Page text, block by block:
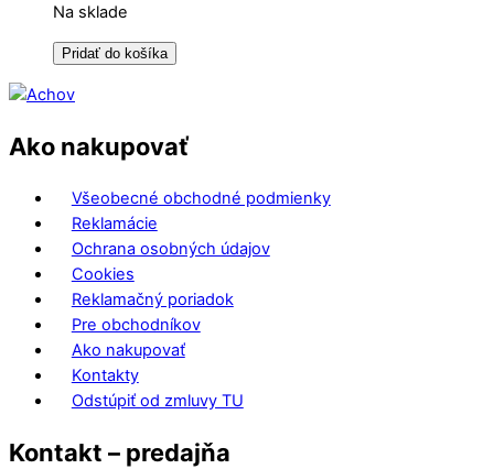
Na sklade
Pridať do košíka
Ako nakupovať
Všeobecné obchodné podmienky
Reklamácie
Ochrana osobných údajov
Cookies
Reklamačný poriadok
Pre obchodníkov
Ako nakupovať
Kontakty
Odstúpiť od zmluvy TU
Kontakt – predajňa